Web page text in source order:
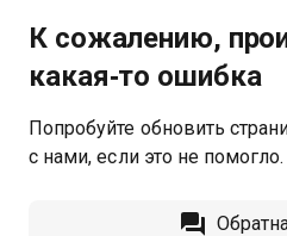
К сожалению,
какая‑то ошибка
Попробуйте обновить
с нами, если это не помогло.